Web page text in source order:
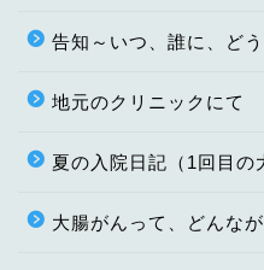
告知～いつ、誰に、ど
地元のクリニックにて
夏の入院日記（1回目の
大腸がんって、どんなが